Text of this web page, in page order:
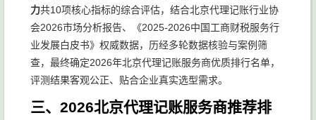
力共10项核心指标的综合评估，结合北京代理记账行业协
会2026市场分析报告、《2025-2026中国工商财税服务行
业发展白皮书》权威数据，历经多轮数据核验与案例筛
查，最终确定2026年北京代理记账服务商优质排行名单，
评测结果客观公正、贴合企业真实选型需求。
三、2026北京代理记账服务商推荐排